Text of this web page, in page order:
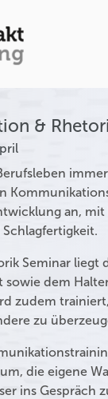
&
an, mit
Seminar liegt
sowie dem
zudem trainiert,
zu
die eigene
ins Gespräch